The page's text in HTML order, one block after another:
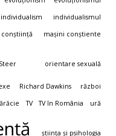
individualism
individualismul
conștiință mașini conștiente
orientare sexuală
Richard Dawkins
război
TV TV în România ură
știința și psihologia